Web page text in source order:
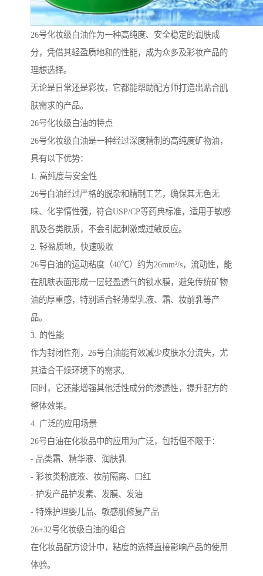
26号化妆级白油作为一种高纯度、安全稳定的润肤成
分，凭借其轻盈质地和的性能，成为众多及彩妆产品的
理想选择。
无论是日常还是彩妆，它都能帮助配方师打造出贴合肌
肤需求的产品。
26号化妆级白油的特点
26号化妆级白油是一种经过深度精制的高纯度矿物油，
具有以下优势：
1. 高纯度与安全性
26号白油经过严格的脱杂和精制工艺，确保其无色无
味、化学惰性强，符合USP/CP等药典标准，适用于敏感
肌及各类肤质，不会引起刺激或过敏反应。
2. 轻盈质地，快速吸收
26号白油的运动粘度（40℃）约为26mm²/s，流动性，能
在肌肤表面形成一层轻盈透气的锁水膜，避免传统矿物
油的厚重感，特别适合轻薄型乳液、霜、妆前乳等产
品。
3. 的性能
作为封闭性剂，26号白油能有效减少皮肤水分流失，尤
其适合干燥环境下的需求。
同时，它还能增强其他活性成分的渗透性，提升配方的
整体效果。
4. 广泛的应用场景
26号白油在化妆品中的应用为广泛，包括但不限于：
- 品类霜、精华液、润肤乳
- 彩妆类粉底液、妆前隔离、口红
- 护发产品护发素、发膜、发油
- 特殊护理婴儿品、敏感肌修复产品
26+32号化妆级白油的组合
在化妆品配方设计中，粘度的选择直接影响产品的使用
体验。